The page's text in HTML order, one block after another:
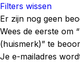
Filters wissen
Er zijn nog geen
Wees de eerste om
(huismerk)” te
Je e-mailadres